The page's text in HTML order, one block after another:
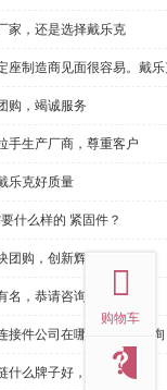
家，还是选择戴乐克
座制造商见面很容易。戴
购，竭诚服务
手生产厂商，尊重客户
乐克好质量
什么样的 紧固件？
团购，创新辉煌
名，恭请咨询
接件公司在哪里，免费咨询
什么牌子好，恭请来电
购物车